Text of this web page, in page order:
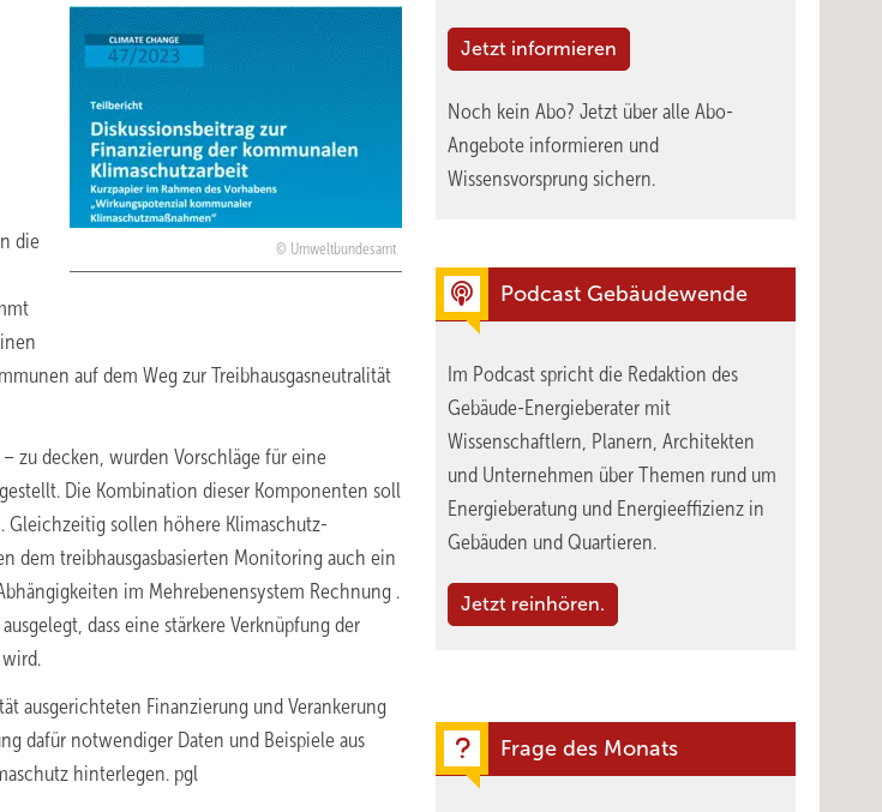
Umweltbundesamt
die
auf dem Weg zur Treibhausgasneutralität
zu decken, wurden Vorschläge für eine
Die Kombination dieser Komponenten soll
Gleichzeitig sollen höhere Klimaschutz-
dem treibhausgasbasierten Monitoring auch ein
im Mehrebenensystem Rechnung .
dass eine stärkere Verknüpfung der
ausgerichteten Finanzierung und Verankerung
dafür notwendiger Daten und Beispiele aus
hinterlegen. pgl
Jetzt informieren
Noch kein Abo? Jetzt über alle Abo-
Angebote informieren und
Wissensvorsprung sichern.
Podcast Gebäudewende
Im Podcast spricht die Redaktion des
Gebäude-Energieberater mit
Wissenschaftlern, Planern, Architekten
und Unternehmen über Themen rund um
Energieberatung und Energieeffizienz in
Gebäuden und Quartieren.
Jetzt reinhören.
Frage des Monats